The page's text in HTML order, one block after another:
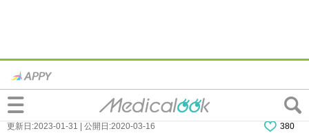
大人の白いうんち｜大丈夫なの？食べす
ぎ・飲みすぎ・ウイルス感染など
更新日:2023-01-31 | 公開日:2020-03-16 380